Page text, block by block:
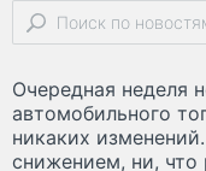
Очередная неделя
автомобильного
никаких
снижением, ни,